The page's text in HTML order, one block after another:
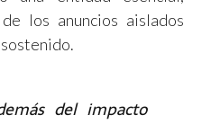
los anuncios aislados
del impacto